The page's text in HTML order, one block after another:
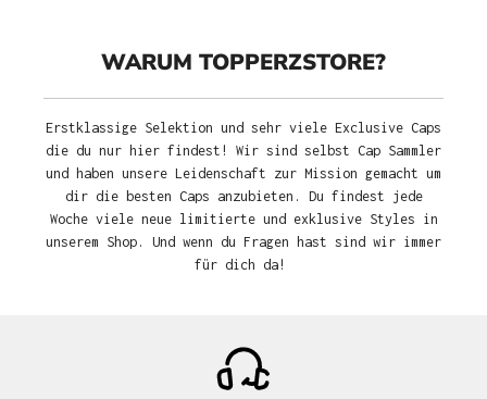
WARUM TOPPERZSTORE?
Erstklassige Selektion und sehr viele Exclusive Caps
die du nur hier findest! Wir sind selbst Cap Sammler
und haben unsere Leidenschaft zur Mission gemacht um
dir die besten Caps anzubieten. Du findest jede
Woche viele neue limitierte und exklusive Styles in
unserem Shop. Und wenn du Fragen hast sind wir immer
für dich da!